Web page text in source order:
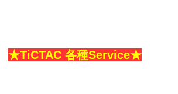
★TiCTAC 各種Service★